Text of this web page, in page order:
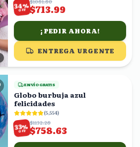
34%
OFF $713.99
¡PEDIR AHORA!
ENTREGA URGENTE
ENVÍO GRATIS
Globo burbuja azul
felicidades
(5,554)
33%
OFF
$1132.28
$758.63